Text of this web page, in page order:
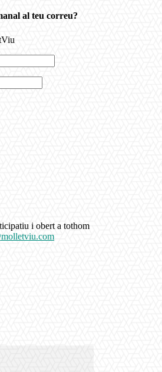
al teu correu?
i obert a tothom